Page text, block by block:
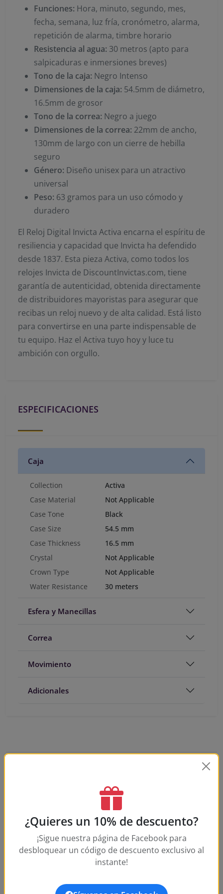
Funciones: Hora, minuto, segundo, mes,
fecha, semana, luz fría, cronómetro, alarma,
repetición de alarma, timbre horario
Resistencia al agua: 30 metros (apto para
salpicaduras e inmersiones breves)
Tono de la caja: Negro Intenso
Dimensiones de la caja: 54.5mm de diámetro,
16.5mm de grosor
Tono de la correa: Negro a juego
Dimensiones de la correa: 22mm de ancho,
130mm de largo con un cierre de hebilla
seguro
Género: Diseño unisex para un atractivo
universal
Peso: 63 gramos para un uso cómodo y
duradero
El Reloj Digital Invicta Activa encarna el espíritu de
resiliencia y capacidad que Invicta ha defendido
desde 1837. Esta pieza Activa, como todos los
relojes Invicta de DiscountInvictas.com, tiene
garantía de autenticidad, obtenida directamente
de distribuidores mayoristas para asegurar que
recibas un reloj nuevo y de alta calidad. Está listo
para convertirse en una parte indispensable de
tu equipo. Haz el Activa tuyo hoy y luce tu
ambición con orgullo.
ESPECIFICACIONES
Caja
Collection
Activa
Case Material
Not Applicable
Case Tone
Black
Case Size
54.5 mm
Case Thickness
16.5 mm
Crystal
Not Applicable
Crown Type
Not Applicable
Water Resistance
30 meters
Esfera y Manecillas
Correa
Movimiento
Adicionales
Frequently Asked Questions
Is this watch authentic?
Does this watch come with a warranty?
How long does shipping take?
What is your return policy?
¿Quieres un 10% de descuento?
¡Sigue nuestra página de Facebook para
desbloquear un código de descuento exclusivo al
instante!